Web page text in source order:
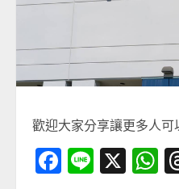
歡迎大家分享讓更多人可
Facebook
Line
X